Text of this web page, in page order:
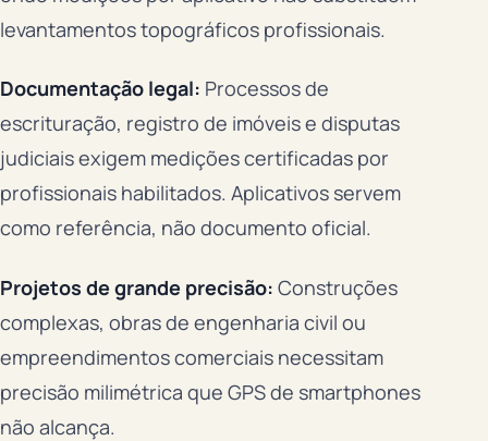
levantamentos topográficos profissionais.
Documentação legal: Processos de
escrituração, registro de imóveis e disputas
judiciais exigem medições certificadas por
profissionais habilitados. Aplicativos servem
como referência, não documento oficial.
Projetos de grande precisão: Construções
complexas, obras de engenharia civil ou
empreendimentos comerciais necessitam
precisão milimétrica que GPS de smartphones
não alcança.